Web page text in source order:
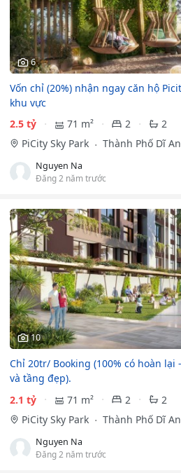
6
Vốn chỉ (20%) nhận ngay căn hộ
khu vực
2.5 tỷ
71 m² 2
2
PiCity Sky Park
Thành Phố Dĩ
Nguyen Na
Đăng 2 năm trước
10
Chỉ 20tr/ Booking (100% có hoàn
và tầng đẹp).
2.1 tỷ
71 m² 2
2
PiCity Sky Park
Thành Phố Dĩ
Nguyen Na
Đăng 2 năm trước